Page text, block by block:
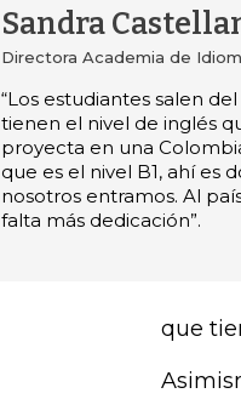
Sandra
Directora Academia de
“Los estudiantes salen
tienen el nivel de inglés
proyecta en una
que es el nivel B1, ahí es
nosotros entramos. Al
falta más dedicación”.
que